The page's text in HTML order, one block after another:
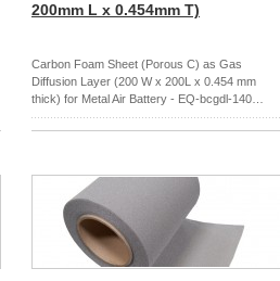
200mm L x 0.454mm T)
Carbon Foam Sheet (Porous C) as Gas
Diffusion Layer (200 W x 200L x 0.454 mm
thick) for Metal Air Battery - EQ-bcgdl-140…